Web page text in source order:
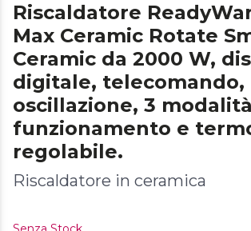
Riscaldatore
Max Ceramic Rotate
Ceramic da 2000 W,
digitale, telecomando,
oscillazione, 3
funzionamento e
regolabile.
Riscaldatore in ceramica